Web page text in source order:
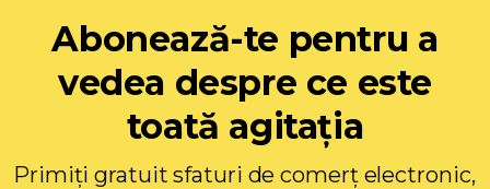
Abonează-te pentru a
vedea despre ce este
toată agitația
Primiți gratuit sfaturi de comerț electronic,